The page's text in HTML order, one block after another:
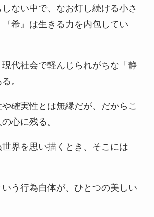
ない中で、なお灯し続ける小さ
希』は生きる力を内包してい
現代社会で軽んじられがちな「静
。
確実性とは無縁だが、だからこ
心に残る。
界を思い描くとき、そこには
う行為自体が、ひとつの美しい